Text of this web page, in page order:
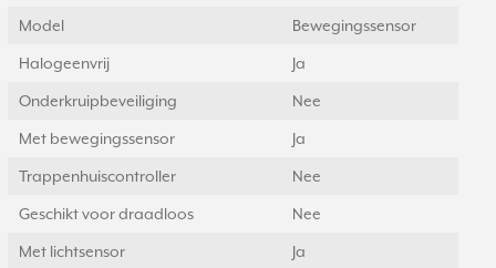
Model Bewegingssensor
Halogeenvrij Ja
Onderkruipbeveiliging Nee
Met bewegingssensor Ja
Trappenhuiscontroller Nee
Geschikt voor draadloos Nee
Met lichtsensor Ja